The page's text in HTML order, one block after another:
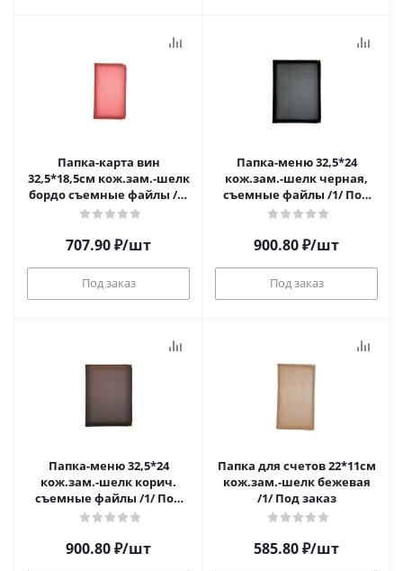
Папка-карта вин
32,5*18,5см кож.зам.-шелк
бордо съемные файлы /1/
Под заказ
707.90₽/шт
Под заказ
Папка-меню 32,5*24
кож.зам.-шелк черная,
съемные файлы /1/ Под
заказ
900.80₽/шт
Под заказ
Папка-меню 32,5*24
кож.зам.-шелк корич.
съемные файлы /1/ Под
заказ
900.80₽/шт
Папка для счетов 22*11см
кож.зам.-шелк бежевая
/1/ Под заказ
585.80₽/шт